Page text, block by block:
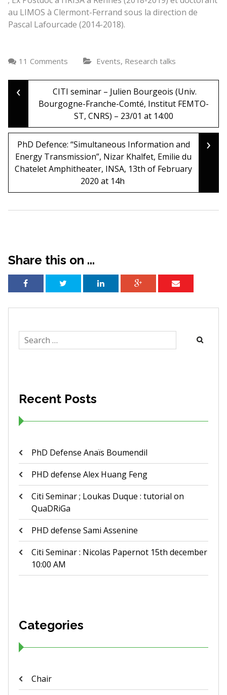
au LIMOS à Clermont-Ferrand sous la direction de
Pascal Lafourcade (2014-2018).
11 Comments Events, Research talks
Post
navigation
‹
CITI seminar – Julien Bourgeois (Univ.
Bourgogne-Franche-Comté, Institut FEMTO-
ST, CNRS) – 23/01 at 14:00
PhD Defence: “Simultaneous Information and
Energy Transmission”, Nizar Khalfet, Emilie du
Chatelet Amphitheater, INSA, 13th of February
2020 at 14h
›
Share this on ...
Search
for:
Recent Posts
PhD Defense Anaïs Boumendil
PHD defense Alex Huang Feng
Citi Seminar ; Loukas Duque : tutorial on
QuaDRiGa
PHD defense Sami Assenine
Citi Seminar : Nicolas Papernot 15th december
10:00 AM
Categories
Chair